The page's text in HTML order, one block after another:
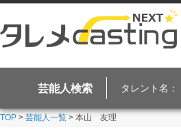
芸能人検索 タレント名：
TOP > 芸能人一覧 > 本山 友理